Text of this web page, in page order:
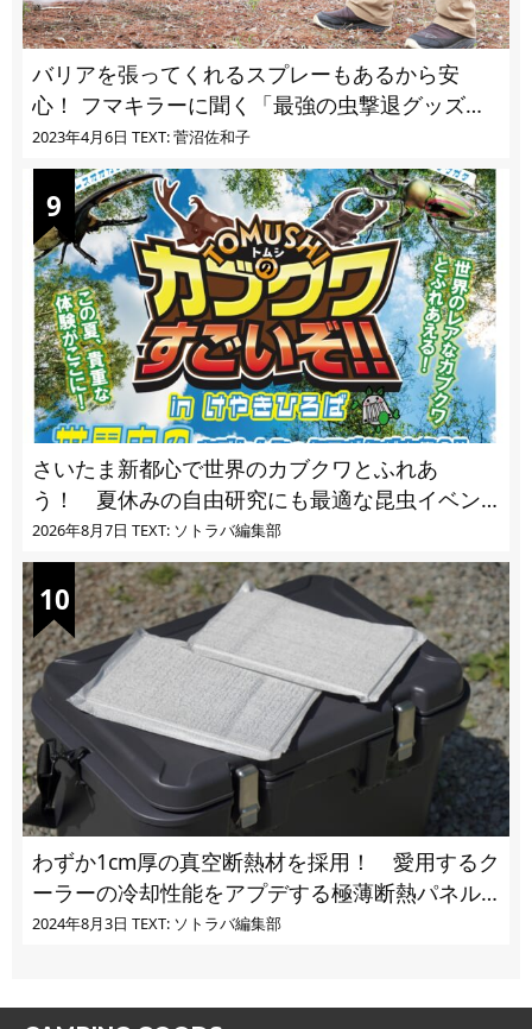
バリアを張ってくれるスプレーもあるから安
心！ フマキラーに聞く「最強の虫撃退グッズ
vol.4」【キャンプサイトで使う虫よけ】
2023年4月6日 TEXT: 菅沼佐和子
さいたま新都心で世界のカブクワとふれあ
う！ 夏休みの自由研究にも最適な昆虫イベン
ト
2026年8月7日 TEXT: ソトラバ編集部
わずか1cm厚の真空断熱材を採用！ 愛用するク
ーラーの冷却性能をアプデする極薄断熱パネル
の実力とは
2024年8月3日 TEXT: ソトラバ編集部